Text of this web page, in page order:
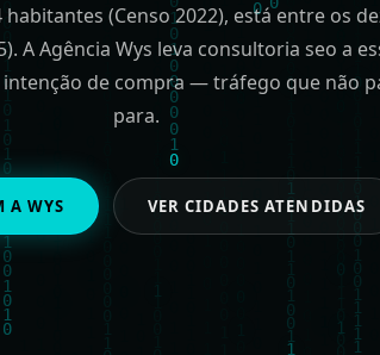
habitantes (Censo 2022), está entre os
A Agência Wys leva consultoria seo a
de compra — tráfego que não
para.
A WYS VER CIDADES ATENDIDAS